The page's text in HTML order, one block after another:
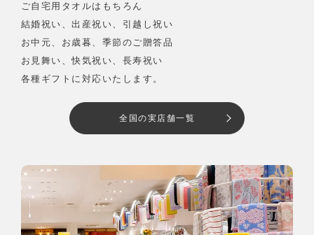
ご自宅用タオルはもちろん
結婚祝い、出産祝い、引越し祝い
お中元、お歳暮、季節のご贈答品
お見舞い、快気祝い、長寿祝い
各種ギフトに対応いたします。
全国の実店舗一覧